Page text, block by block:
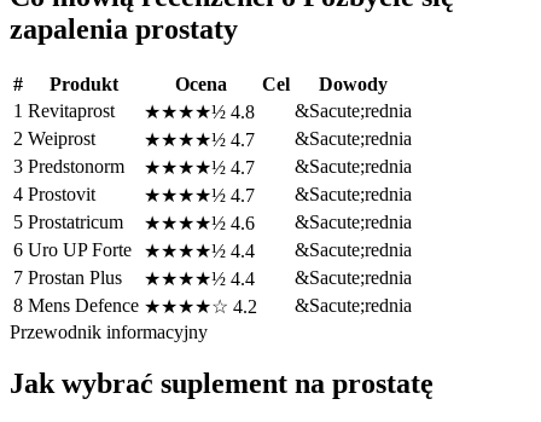
zapalenia prostaty
# Produkt Ocena Cel
Dowody
1 Revitaprost ★★★★½ 4.8
&Sacute;rednia
2 Weiprost ★★★★½ 4.7
&Sacute;rednia
3 Predstonorm ★★★★½ 4.7
&Sacute;rednia
4 Prostovit ★★★★½ 4.7
&Sacute;rednia
5 Prostatricum ★★★★½ 4.6
&Sacute;rednia
6 Uro UP Forte ★★★★½ 4.4
&Sacute;rednia
7 Prostan Plus ★★★★½ 4.4
&Sacute;rednia
8 Mens Defence ★★★★☆ 4.2
&Sacute;rednia
Przewodnik informacyjny
Jak wybrać suplement na prostatę